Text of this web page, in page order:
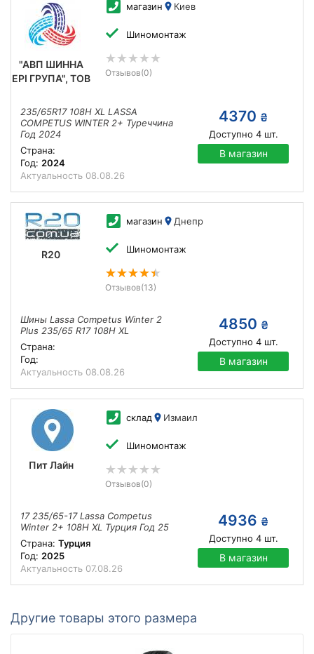
"АВП ШИННА
ЕРІ ГРУПА", ТОВ
магазин Киев
Шиномонтаж
Отзывов(0)
235/65R17 108H XL LASSA
COMPETUS WINTER 2+ Туреччина
Год 2024
Страна:
Год: 2024
Актуальность 08.08.26
4370 ₴
Доступно 4шт.
В магазин
R20
магазин Днепр
Шиномонтаж
Отзывов(13)
Шины Lassa Competus Winter 2
Plus 235/65 R17 108H XL
Страна:
Год:
Актуальность 08.08.26
4850 ₴
Доступно 4шт.
В магазин
Пит Лайн
склад Измаил
Шиномонтаж
Отзывов(0)
17 235/65-17 Lassa Competus
Winter 2+ 108H XL Турция Год 25
Страна: Турция
Год: 2025
Актуальность 07.08.26
4936 ₴
Доступно 4шт.
В магазин
Другие товары этого размера